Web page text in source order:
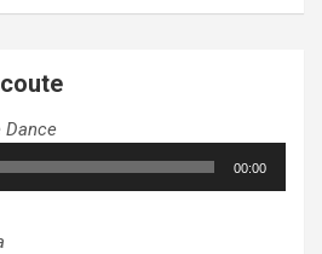
Dance
00:00